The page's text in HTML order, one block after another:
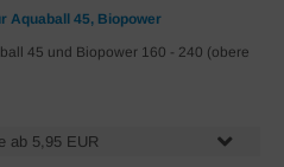
Aquaball 45, Biopower
45 und Biopower 160 - 240 (obere
ab 5,95 EUR